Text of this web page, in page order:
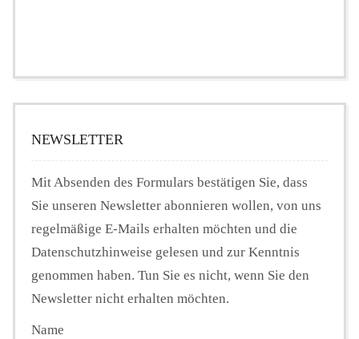
NEWSLETTER
Mit Absenden des Formulars bestätigen Sie, dass
Sie unseren Newsletter abonnieren wollen, von uns
regelmäßige E-Mails erhalten möchten und die
Datenschutzhinweise gelesen und zur Kenntnis
genommen haben. Tun Sie es nicht, wenn Sie den
Newsletter nicht erhalten möchten.
Name